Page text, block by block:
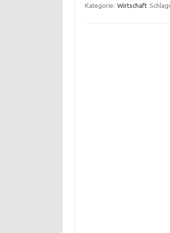
Kategorie: Wirtschaft